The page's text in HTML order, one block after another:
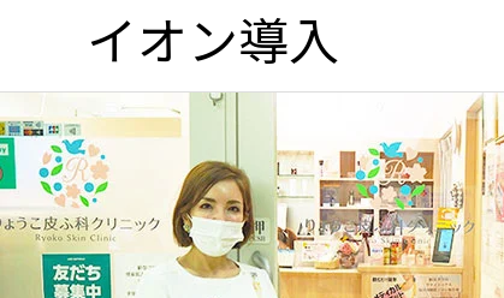
イオン導入